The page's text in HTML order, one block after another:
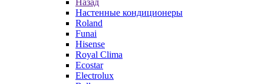
Назад
Настенные кондиционеры
Roland
Funai
Hisense
Royal Clima
Ecostar
Electrolux